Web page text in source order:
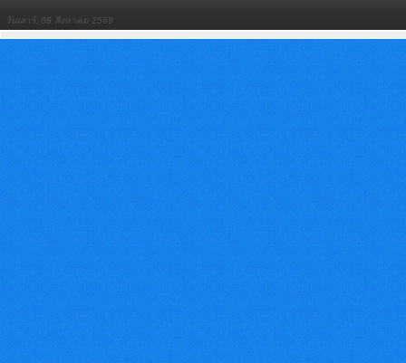
วันเสาร์, 08 สิงหาคม 2569